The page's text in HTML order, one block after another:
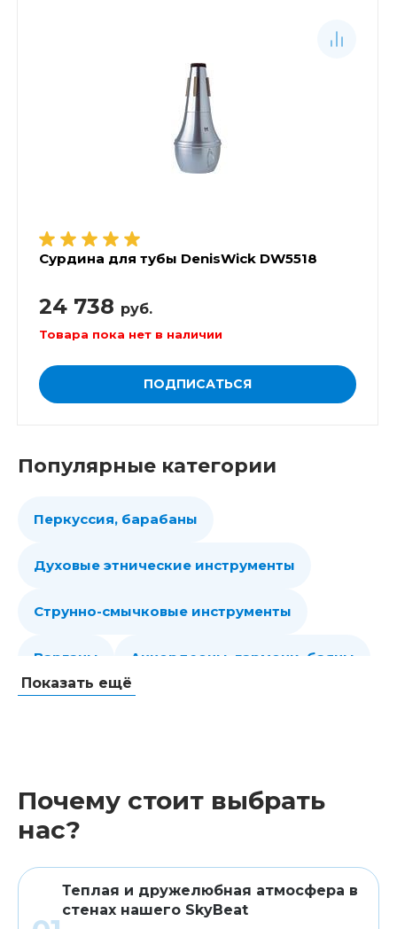
Сурдина для тубы DenisWick DW5518
24 738 руб.
Товара пока нет в наличии
ПОДПИСАТЬСЯ
Популярные категории
Перкуссия, барабаны
Духовые этнические инструменты
Струнно-смычковые инструменты
Варганы Аккордеоны, гармони, баяны
Клавишные Сувениры, подарки
Аренда
Показать ещё
Почему стоит выбрать
нас?
Теплая и дружелюбная атмосфера в
стенах нашего SkyBeat